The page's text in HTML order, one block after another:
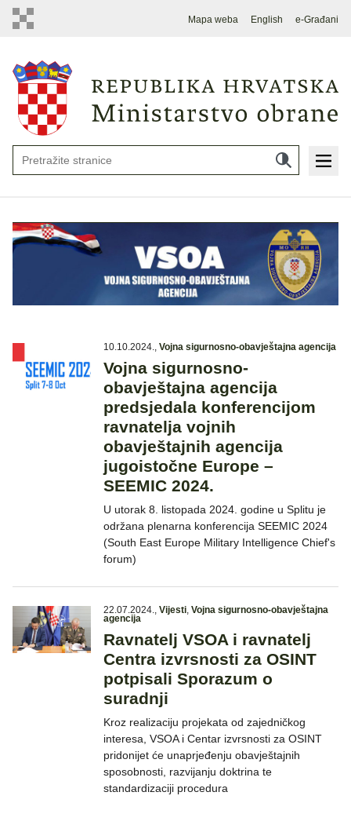
Mapa weba English e-Građani
10.10.2024., Vojna sigurnosno-obavještajna agencija
Vojna sigurnosno-
obavještajna agencija
predsjedala konferencijom
ravnatelja vojnih
obavještajnih agencija
jugoistočne Europe –
SEEMIC 2024.
U utorak 8. listopada 2024. godine u Splitu je
održana plenarna konferencija SEEMIC 2024
(South East Europe Military Intelligence Chief's
forum)
22.07.2024., Vijesti, Vojna sigurnosno-obavještajna
agencija
Ravnatelj VSOA i ravnatelj
Centra izvrsnosti za OSINT
potpisali Sporazum o
suradnji
Kroz realizaciju projekata od zajedničkog
interesa, VSOA i Centar izvrsnosti za OSINT
pridonijet će unaprjeđenju obavještajnih
sposobnosti, razvijanju doktrina te
standardizaciji procedura